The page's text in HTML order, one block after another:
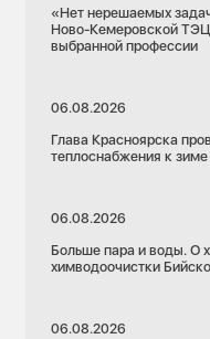
«Нет нерешаемых
Ново-Кемеровской
выбранной профессии
06.08.2026
Глава Красноярска
теплоснабжения к зиме
06.08.2026
Больше пара и воды. О
химводоочистки
06.08.2026